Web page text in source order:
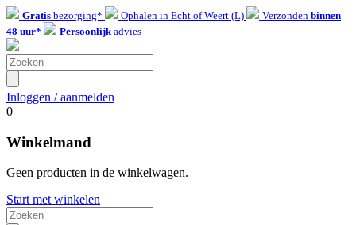
Gratis bezorging* Ophalen in Echt of Weert (L) Verzonden binnen
48 uur*
Persoonlijkadvies
Inloggen / aanmelden
0
Winkelmand
Geen producten in de winkelwagen.
Start met winkelen